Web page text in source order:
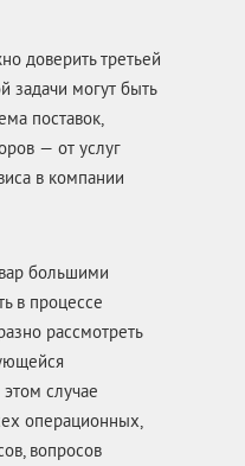
доверить третьей
задачи могут быть
поставок,
— от услуг
в компании
большими
в процессе
рассмотреть
случае
операционных,
вопросов